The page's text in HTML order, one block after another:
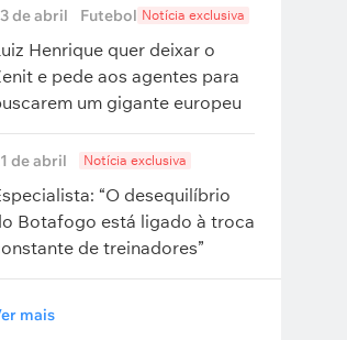
de abril Futebol Notícia exclusiva
Henrique quer deixar o
e pede aos agentes para
um gigante europeu
de abril Notícia exclusiva
“O desequilíbrio
Botafogo está ligado à troca
de treinadores”
mais